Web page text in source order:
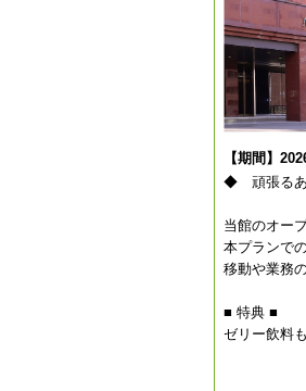
【期間】
◆ 頑張るあ
当館のオー
本プランで
移動や業務
■ 特典 ■
ゼリー飲料